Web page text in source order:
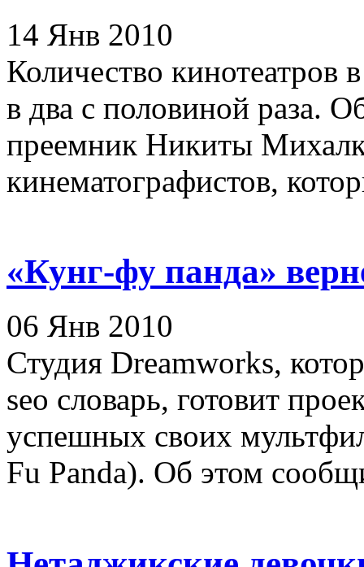
14 Янв 2010
Количество кинотеатров
в два с половиной раза.
преемник Никиты
кинематографистов,
«Кунг-фу панда»
06 Янв 2010
Студия Dreamworks,
seo словарь, готовит
успешных своих
Fu Panda). Об этом